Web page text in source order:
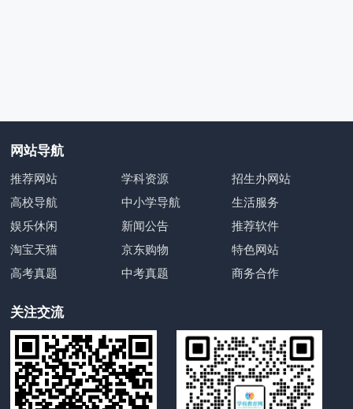
网站导航
推荐网站 学科资源
招生办网站
高校导航
中小学导航
生活服务
娱乐休闲
新闻公告
推荐软件
淘宝天猫
京东购物
特色网站
高考真题
中考真题 商务合作
关注交流